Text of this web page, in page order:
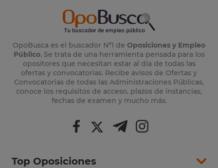
OpoBusca es el buscador Nº1 de Oposiciones y Empleo
Público. Se trata de una herramienta pensada para los
opositores que necesitan estar al día de todas las
ofertas y convocatorias. Recibe avisos de Ofertas y
Convocatorias de todas las Administraciones Públicas,
conoce los requisitos de acceso, plazos de instancias,
fechas de examen y mucho más.
Top Oposiciones